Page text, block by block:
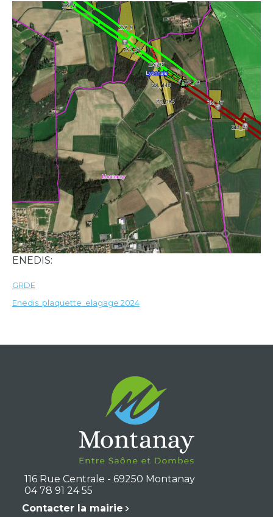
ENEDIS:
GRDE
Enedis_plaquette_elagage 2024
116 Rue Centrale - 69250 Montanay
04 78 91 24 55
Contacter la mairie